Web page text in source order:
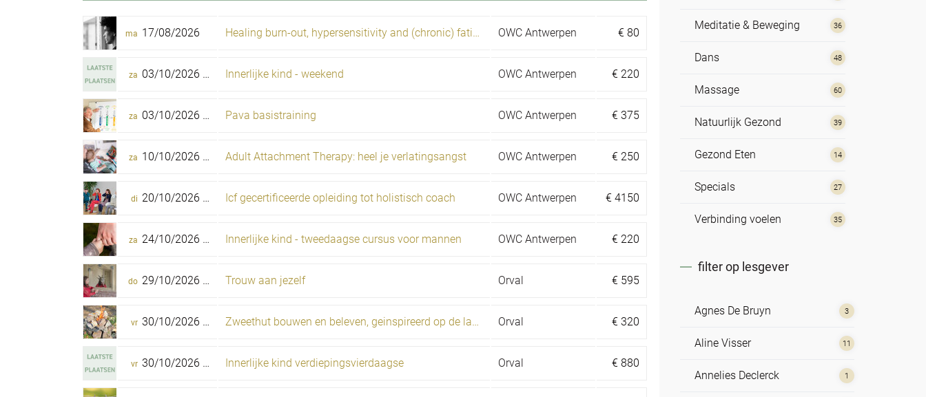
ma 17/08/2026 Healing burn-out, hypersensitivity and (chronic) fatigue OWC Antwerpen € 80
za 03/10/2026 - 04/10/2026
Innerlijke kind - weekend OWC Antwerpen € 220
za 03/10/2026 - 24/10/2026
Pava basistraining OWC Antwerpen € 375
za 10/10/2026 - 11/10/2026
Adult Attachment Therapy: heel je verlatingsangst OWC Antwerpen € 250
di 20/10/2026 - 22/06/2027
Icf gecertificeerde opleiding tot holistisch coach OWC Antwerpen € 4150
za 24/10/2026 - 25/10/2026
Innerlijke kind - tweedaagse cursus voor mannen OWC Antwerpen € 220
do 29/10/2026 - 01/11/2026
Trouw aan jezelf Orval € 595
vr 30/10/2026 - 01/11/2026 Zweethut bouwen en beleven, geinspireerd op de lakota wijsheid Orval € 320
vr 30/10/2026 - 03/11/2026
Innerlijke kind verdiepingsvierdaagse Orval € 880
Meditatie & Beweging 36
Dans 48
Massage 60
Natuurlijk Gezond 39
Gezond Eten 14
Specials 27
Verbinding voelen 35
filter op lesgever
Agnes De Bruyn 3
Aline Visser 11
Annelies Declerck 1